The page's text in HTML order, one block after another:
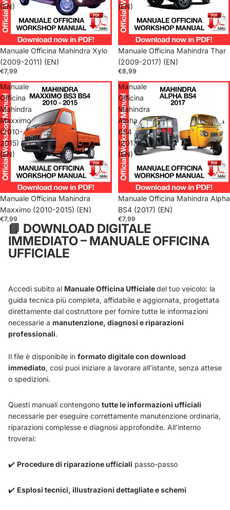
(EN)
Manuale Officina Mahindra Xylo
(2009-2011) (EN)
€7,99
(EN)
Manuale Officina Mahindra Thar
(2009-2017) (EN)
€8,99
Manuale
Officina
Mahindra
Maxximo
(2010-
2015)
(EN)
Manuale Officina Mahindra
Maxximo (2010-2015) (EN)
€7,99
Manuale
Officina
Mahindra
Alpha
BS4
(2017)
(EN)
Manuale Officina Mahindra Alpha
BS4 (2017) (EN)
€7,99
📘 DOWNLOAD DIGITALE
IMMEDIATO – MANUALE OFFICINA
UFFICIALE
Accedi subito al Manuale Officina Ufficialedel tuo veicolo: la
guida tecnica più completa, affidabile e aggiornata, progettata
direttamente dal costruttore per fornire tutte le informazioni
necessarie a manutenzione, diagnosi e riparazioni
professionali.
Il file è disponibile in formato digitale con download
immediato, così puoi iniziare a lavorare all’istante, senza attese
o spedizioni.
Questi manuali contengono tutte le informazioni ufficiali
necessarie per eseguire correttamente manutenzione ordinaria,
riparazioni complesse e diagnosi approfondite. All’interno
troverai:
✔️ Procedure di riparazione ufficiali passo-passo
✔️ Esplosi tecnici, illustrazioni dettagliate e schemi